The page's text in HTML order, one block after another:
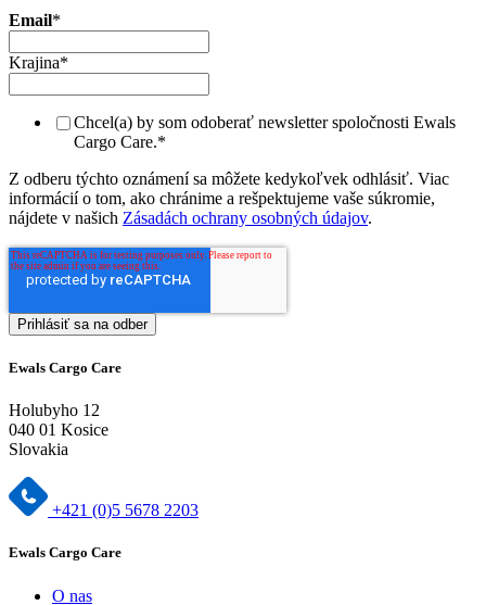
Email*
Krajina*
Chcel(a) by som odoberať newsletter spoločnosti Ewals
Cargo Care.*
Z odberu týchto oznámení sa môžete kedykoľvek odhlásiť. Viac
informácií o tom, ako chránime a rešpektujeme vaše súkromie,
nájdete v našich Zásadách ochrany osobných údajov.
Ewals Cargo Care
Holubyho 12
040 01 Kosice
Slovakia
+421 (0)5 5678 2203
Ewals Cargo Care
O nas